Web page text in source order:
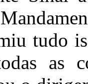
tudo
as